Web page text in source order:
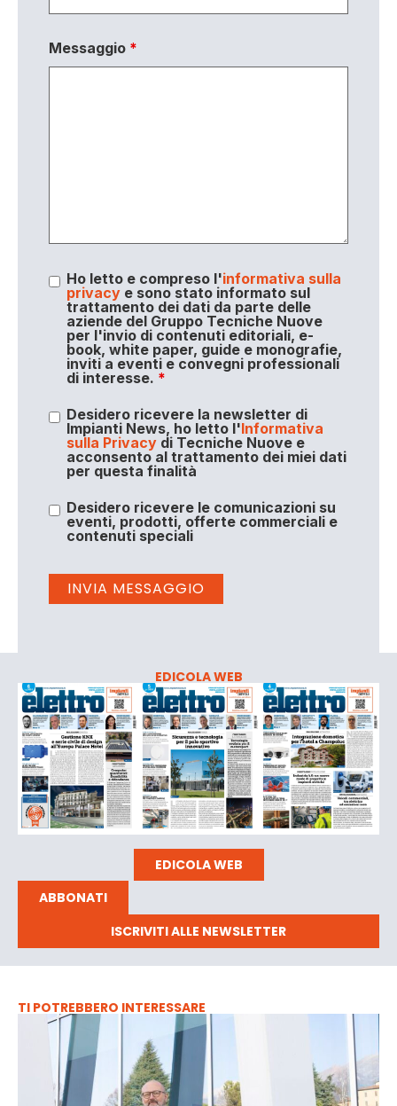
Messaggio *
Ho letto e compreso l'informativa sulla
privacye sono stato informato sul
trattamento dei dati da parte delle
aziende del Gruppo Tecniche Nuove
per l'invio di contenuti editoriali, e-
book, white paper, guide e monografie,
inviti a eventi e convegni professionali
di interesse. *
Desidero ricevere la newsletter di
Impianti News, ho letto l'Informativa
sulla Privacydi Tecniche Nuove e
acconsento al trattamento dei miei dati
per questa finalità
Desidero ricevere le comunicazioni su
eventi, prodotti, offerte commerciali e
contenuti speciali
EDICOLA WEB
EDICOLA WEB
ABBONATI
ISCRIVITI ALLE NEWSLETTER
TI POTREBBERO INTERESSARE